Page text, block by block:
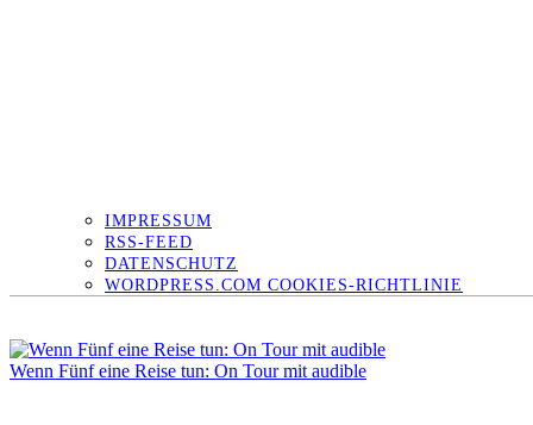
IMPRESSUM
RSS-FEED
DATENSCHUTZ
WORDPRESS.COM COOKIES-RICHTLINIE
Wenn Fünf eine Reise tun: On Tour mit audible